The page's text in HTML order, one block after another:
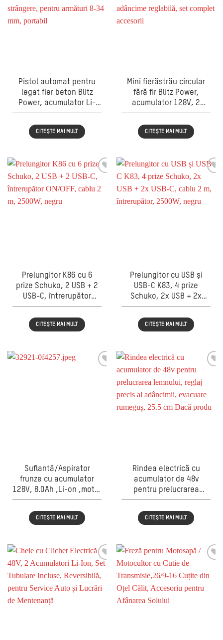
Pistol automat pentru
legat fier beton Blitz
Power, acumulator Li-
Ion, reglaj strângere,
pentru armături 8-34
mm, portabil
CITEȘTE MAI MULT
Mini fierăstrău circular
fără fir Blitz Power,
acumulator 128V, 2
baterii Li-Ion, adâncime
reglabilă, set complet
accesorii
CITEȘTE MAI MULT
Prelungitor K86 cu 6
prize Schuko, 2 USB + 2
USB-C, întrerupător
ON/OFF, cablu 2 m,
2500W, negru
CITEȘTE MAI MULT
Prelungitor cu USB și
USB-C K83, 4 prize
Schuko, 2x USB + 2x
USB-C, cablu 2 m,
întrerupător, 2500W,
negru
CITEȘTE MAI MULT
Suflantă/Aspirator
frunze cu acumulator
128V, 8.0Ah ,Li-on ,motor
brushless, viteză aer
46.5 m/s, , 2 acumulatori
și încărcător incluse,
CITEȘTE MAI MULT
Rindea electrică cu
acumulator de 48v
pentru prelucrarea
lemnului, reglaj precis al
adâncimii, evacuare
rumeguș, 25.5 cm Dacă
CITEȘTE MAI MULT